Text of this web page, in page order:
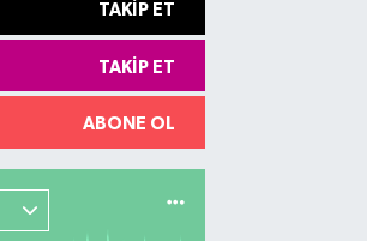
TAKIP ET
TAKIP ET
ABONE OL